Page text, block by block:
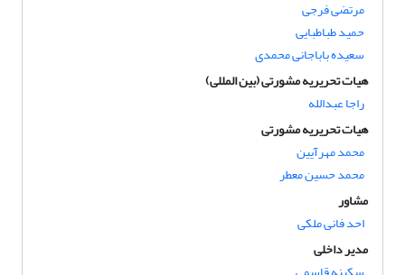
مرتضی فرجی
حمید طباطبایی
سعیده باباجانی محمدی
هیات تحریریه مشورتی (بین المللی)
راجا عبدالله
هیات تحریریه مشورتی
محمد مهرآیین
محمد حسین معطر
مشاور
احد فانی ملکی
مدیر داخلی